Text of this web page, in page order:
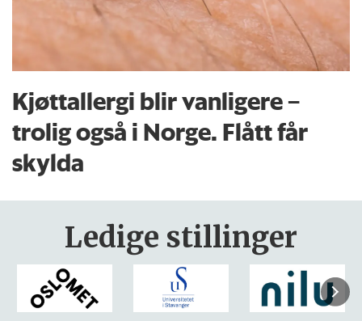
Kjøttallergi blir vanligere –
trolig også i Norge. Flått får
skylda
Ledige stillinger